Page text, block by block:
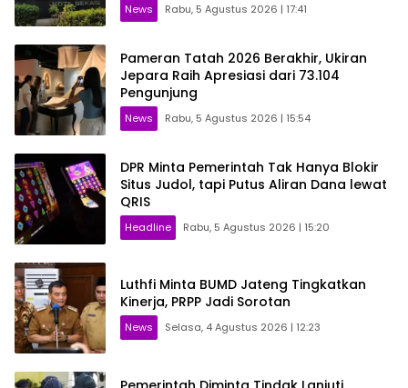
News Rabu, 5 Agustus 2026 | 17:41
Pameran Tatah 2026 Berakhir, Ukiran
Jepara Raih Apresiasi dari 73.104
Pengunjung
News Rabu, 5 Agustus 2026 | 15:54
DPR Minta Pemerintah Tak Hanya Blokir
Situs Judol, tapi Putus Aliran Dana lewat
QRIS
Headline Rabu, 5 Agustus 2026 | 15:20
Luthfi Minta BUMD Jateng Tingkatkan
Kinerja, PRPP Jadi Sorotan
News Selasa, 4 Agustus 2026 | 12:23